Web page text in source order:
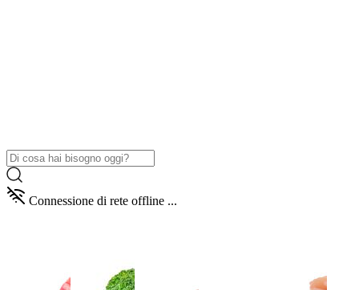
Connessione di rete offline ...